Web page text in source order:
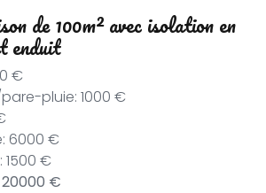
de 100m² avec isolation en
enduit
€
pluie: 1000 €
6000 €
1500 €
€